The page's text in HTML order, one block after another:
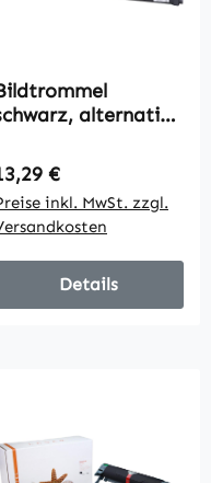
alternativ
SeitenPreis:
€
inkl. MwSt. zzgl.
Details